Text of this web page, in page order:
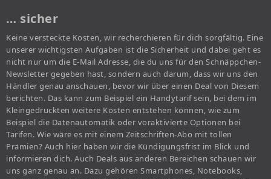
… sicher
Keine versteckte Kosten, wir recherchieren für dich sorgfältig. Eine
unserer wichtigsten Aufgaben ist die Sicherheit und dabei geht es
nicht nur um die E-Mail Adresse, die du uns für den Schnäppchen-
Newsletter gegeben hast, sondern auch darum, dass wir uns den
Händler genau anschauen, bevor wir über einen Deal von Diesem
berichten. Das kann zum Beispiel ein Handytarif sein, bei dem im
Kleingedruckten weitere Kosten entstehen können, wie zum
Beispiel die Datenautomatik oder voraktivierte Optionen bei
Tarifen. Wie wäre es mit einem Zeitschriften-Abo mit tollen
Prämien? Auch hier haben wir die Kündigungsfrist im Blick und
informieren dich. Auch Deals aus anderen Bereichen schauen wir
uns ganz genau an. Dazu gehören Smartphones, Notebooks,